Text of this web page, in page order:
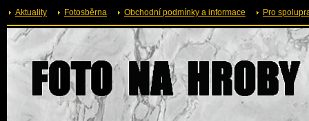
Aktuality Fotosběrna Obchodní podmínky a informace Pro